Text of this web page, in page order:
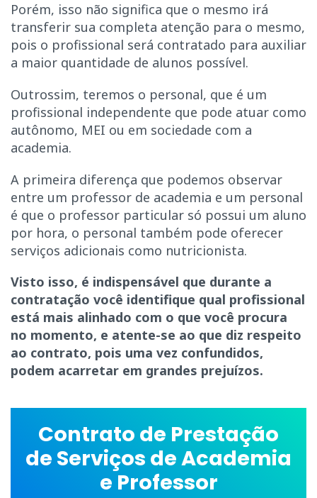
Porém, isso não significa que o mesmo irá
transferir sua completa atenção para o mesmo,
pois o profissional será contratado para auxiliar
a maior quantidade de alunos possível.
Outrossim, teremos o personal, que é um
profissional independente que pode atuar como
autônomo, MEI ou em sociedade com a
academia.
A primeira diferença que podemos observar
entre um professor de academia e um personal
é que o professor particular só possui um aluno
por hora, o personal também pode oferecer
serviços adicionais como nutricionista.
Visto isso, é indispensável que durante a
contratação você identifique qual profissional
está mais alinhado com o que você procura
no momento, e atente-se ao que diz respeito
ao contrato, pois uma vez confundidos,
podem acarretar em grandes prejuízos.
Contrato de Prestação
de Serviços de Academia
e Professor